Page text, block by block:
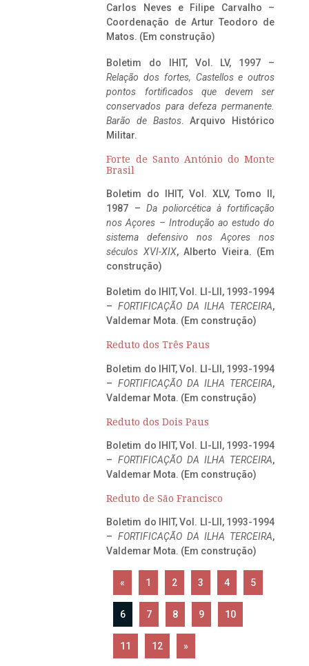
Carlos Neves e Filipe Carvalho –
Coordenação de Artur Teodoro de
Matos. (Em construção)
Boletim do IHIT, Vol. LV, 1997 –
Relação dos fortes, Castellos e outros
pontos fortificados que devem ser
conservados para defeza permanente.
Barão de Bastos. Arquivo Histórico
Militar.
Forte de Santo António do Monte
Brasil
Boletim do IHIT, Vol. XLV, Tomo II,
1987 – Da poliorcética à fortificação
nos Açores – Introdução ao estudo do
sistema defensivo nos Açores nos
séculos XVI-XIX, Alberto Vieira. (Em
construção)
Boletim do IHIT, Vol. LI-LII, 1993-1994
– FORTIFICAÇÃO DA ILHA TERCEIRA,
Valdemar Mota. (Em construção)
Reduto dos Três Paus
Boletim do IHIT, Vol. LI-LII, 1993-1994
– FORTIFICAÇÃO DA ILHA TERCEIRA,
Valdemar Mota. (Em construção)
Reduto dos Dois Paus
Boletim do IHIT, Vol. LI-LII, 1993-1994
– FORTIFICAÇÃO DA ILHA TERCEIRA,
Valdemar Mota. (Em construção)
Reduto de São Francisco
Boletim do IHIT, Vol. LI-LII, 1993-1994
– FORTIFICAÇÃO DA ILHA TERCEIRA,
Valdemar Mota. (Em construção)
« 1 2 3 4 5
6 7 8 9 10
11 12 »